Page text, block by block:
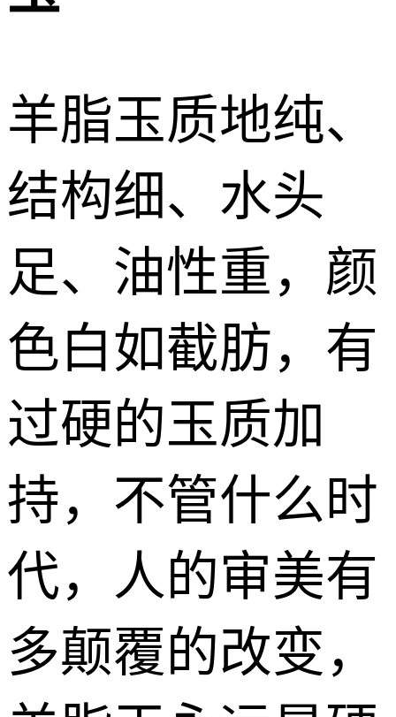
羊脂玉质地纯、
结构细、水头
足、油性重，颜
色白如截肪，有
过硬的玉质加
持，不管什么时
代，人的审美有
多颠覆的改变，